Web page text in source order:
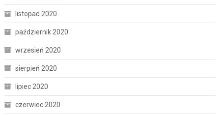
listopad 2020
październik 2020
wrzesień 2020
sierpień 2020
lipiec 2020
czerwiec 2020